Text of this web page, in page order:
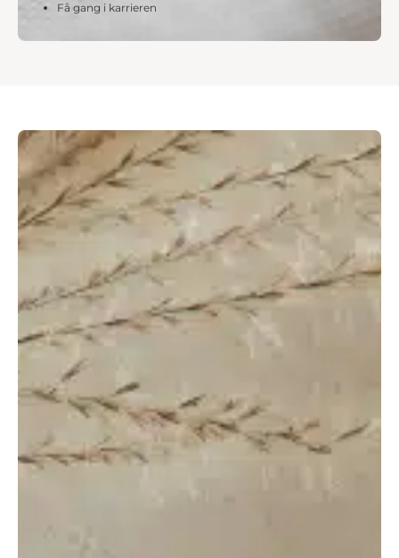
Få gang i karrieren​